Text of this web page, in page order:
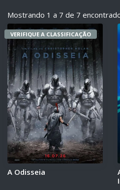
Mostrando 1 a 7 de 7
VERIFIQUE A CLASSIFICAÇÃO
A Odisseia